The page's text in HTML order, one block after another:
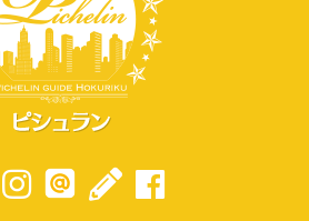
LOGIN